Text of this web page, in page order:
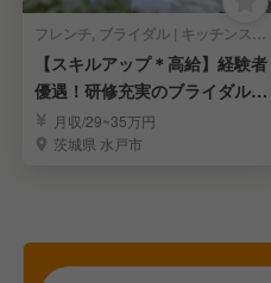
フレンチ, ブライダル | キッチンスタッフ
【スキルアップ＊高給】経験者
優遇！研修充実のブライダルキ
ッチンスタッフ
月収/29~35万円
茨城県 水戸市